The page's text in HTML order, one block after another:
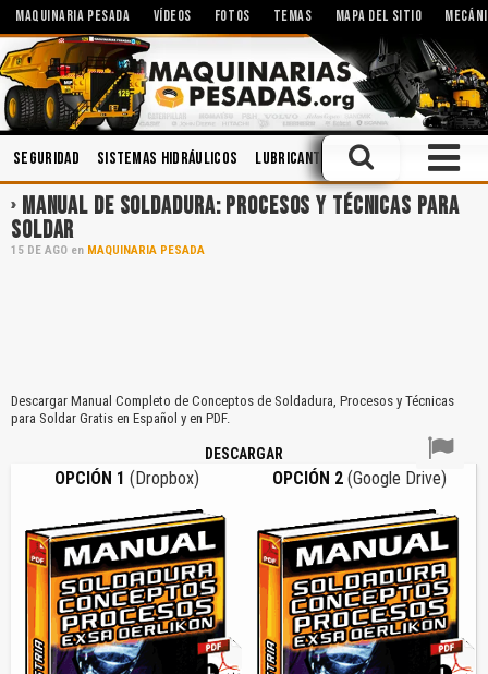
MAQUINARIA PESADA VÍDEOS FOTOS TEMAS MAPA DEL SITIO
Seguridad Sistemas Hidráulicos Lubricantes Accidentes
MANUAL DE SOLDADURA: PROCESOS Y TÉCNICAS PARA
SOLDAR
15 DE AGO en MAQUINARIA PESADA
Descargar Manual Completo de Conceptos de Soldadura, Procesos y Técnicas
para Soldar Gratis en Español y en PDF.
DESCARGAR
OPCIÓN 1 (Dropbox) OPCIÓN 2 (Google Drive)